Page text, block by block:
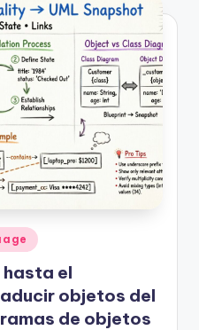
el
objetos del
de objetos